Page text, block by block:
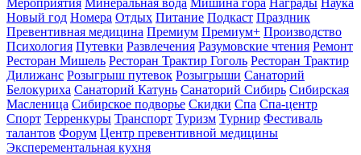
Новый год Номера Отдых Питание Подкаст Праздник
Превентивная медицина Премиум Премиум+ Производство
Психология Путевки Развлечения Разумовские чтения Ремонт
Ресторан Мишель Ресторан Трактир Гоголь Ресторан Трактир
Дилижанс Розыгрыш путевок Розыгрыши Санаторий
Белокуриха Санаторий Катунь Санаторий Сибирь Сибирская
Масленица Сибирское подворье Скидки Спа Спа-центр
Спорт Терренкуры Транспорт Туризм Турнир Фестиваль
талантов Форум Центр превентивной медицины
Эксперементальная кухня